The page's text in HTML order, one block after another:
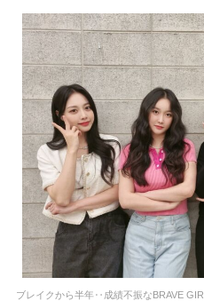
ブレイクから半年‥成績不振なBRAVE